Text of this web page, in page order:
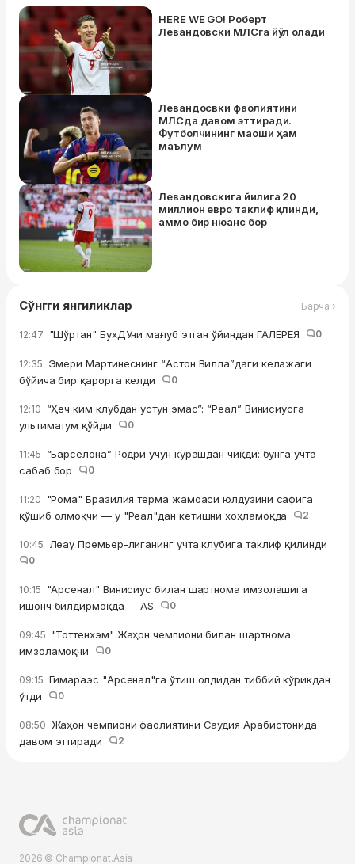
HERE WE GO! Роберт
Левандовски МЛСга йўл олади
Левандосвки фаолиятини
МЛСда давом эттиради.
Футболчининг маоши ҳам
маълум
Левандовскига йилига 20
миллион евро таклиф қилинди,
аммо бир нюанс бор
Сўнгги янгиликлар Барча ›
12:47 "Шўртан" БухДУни мағлуб этган ўйиндан ГАЛЕРЕЯ 0
12:35 Эмери Мартинеснинг “Астон Вилла”даги келажаги
бўйича бир қарорга келди
0
12:10 “Ҳеч ким клубдан устун эмас”: “Реал” Винисиусга
ультиматум қўйди
0
11:45 “Барселона” Родри учун курашдан чиқди: бунга учта
сабаб бор
0
11:20 "Рома" Бразилия терма жамоаси юлдузини сафига
қўшиб олмоқчи — у "Реал"дан кетишни хоҳламоқда
2
10:45 Леау Премьер-лиганинг учта клубига таклиф қилинди
0
10:15 "Арсенал" Винисиус билан шартнома имзолашига
ишонч билдирмоқда — AS
0
09:45 "Тоттенхэм" Жаҳон чемпиони билан шартнома
имзоламоқчи
0
09:15 Гимараэс "Арсенал"га ўтиш олдидан тиббий кўрикдан
ўтди
0
08:50 Жаҳон чемпиони фаолиятини Саудия Арабистонида
давом эттиради
2
2026 © Championat.Asia